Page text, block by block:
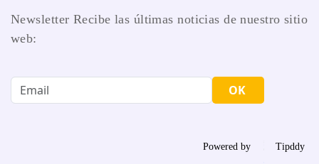
Newsletter Recibe las últimas noticias de nuestro sitio
web:
OK
Powered by Tipddy